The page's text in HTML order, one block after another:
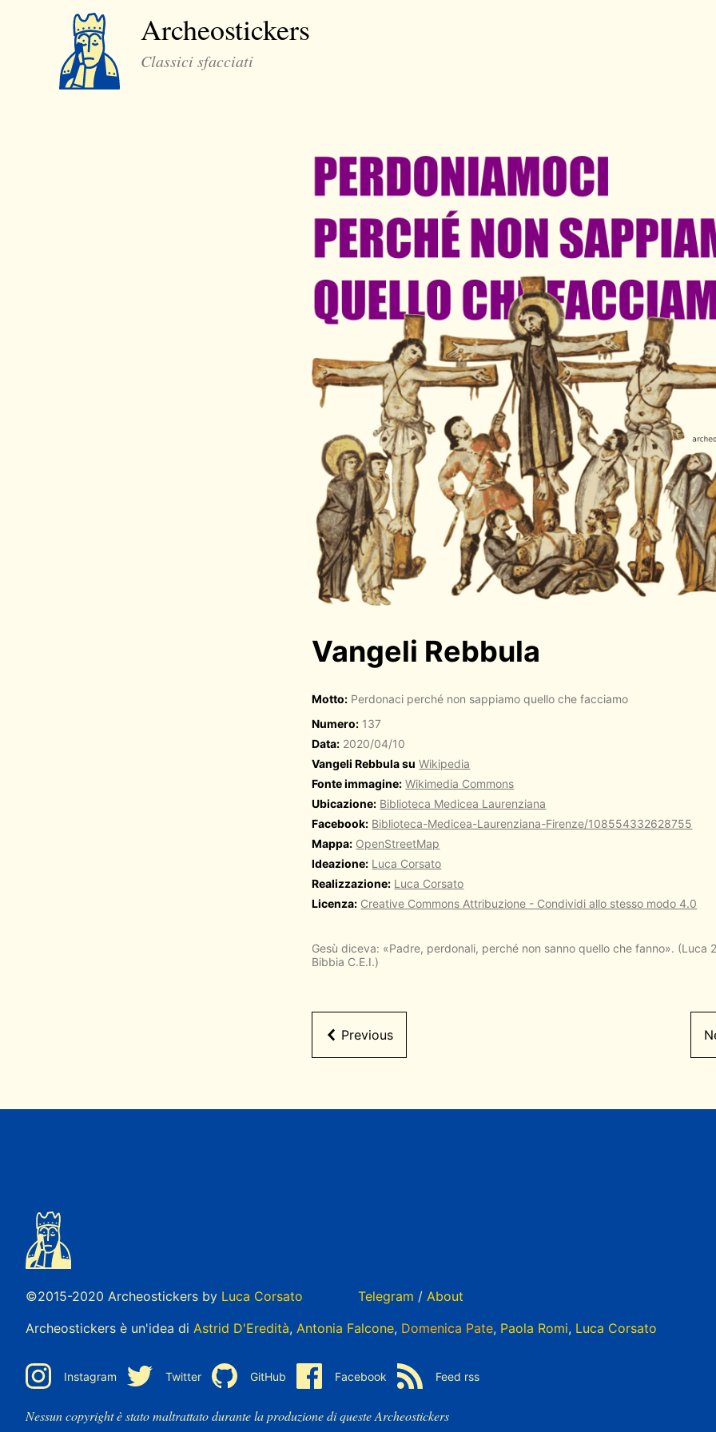
Archeostickers
Classici sfacciati
Vangeli Rebbula
Motto: Perdonaci perché non sappiamo quello che facciamo
Numero: 137
Data: 2020/04/10
Vangeli Rebbula su Wikipedia
Fonte immagine: Wikimedia Commons
Ubicazione: Biblioteca Medicea Laurenziana
Facebook: Biblioteca-Medicea-Laurenziana-Firenze/108554332628755
Mappa: OpenStreetMap
Ideazione: Luca Corsato
Realizzazione: Luca Corsato
Licenza: Creative Commons Attribuzione - Condividi allo stesso modo 4.0
Gesù diceva: «Padre, perdonali, perché non sanno quello che fanno». (Luca
Bibbia C.E.I.)
Previous
©2015-2020 Archeostickers by Luca Corsato Telegram / About
Archeostickers è un'idea di Astrid D'Eredità, Antonia Falcone, Domenica Pate, Paola Romi, Luca Corsato
Instagram Twitter GitHub Facebook Feed rss
Nessun copyright è stato maltrattato durante la produzione di queste Archeostickers